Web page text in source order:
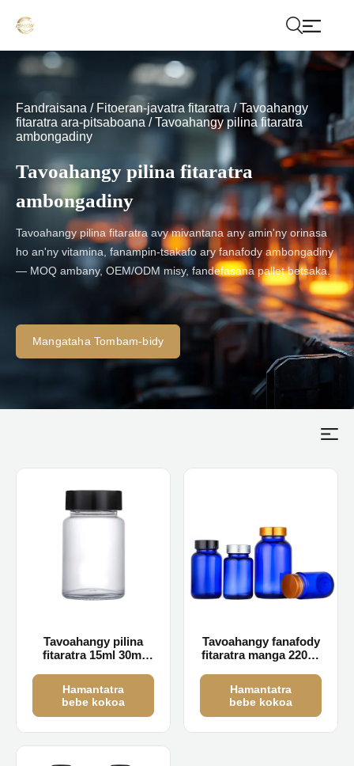
Fandraisana /Fitoeran-javatra fitaratra /Tavoahangy
fitaratra ara-pitsaboana /Tavoahangy pilina fitaratra
ambongadiny
Tavoahangy pilina fitaratra
ambongadiny
Tavoahangy pilina fitaratra avy mivantana any amin'ny orinasa
ho an'ny vitamina, fanampin-tsakafo ary fanafody ambongadiny
— MOQ ambany, OEM/ODM misy, fandefasana pallet betsaka.
Mangataha Tombam-bidy
Tavoahangy pilina
fitaratra 15ml 30ml
Hamantatra
bebe kokoa
Tavoahangy fanafody
fitaratra manga 220ml
Hamantatra
bebe kokoa